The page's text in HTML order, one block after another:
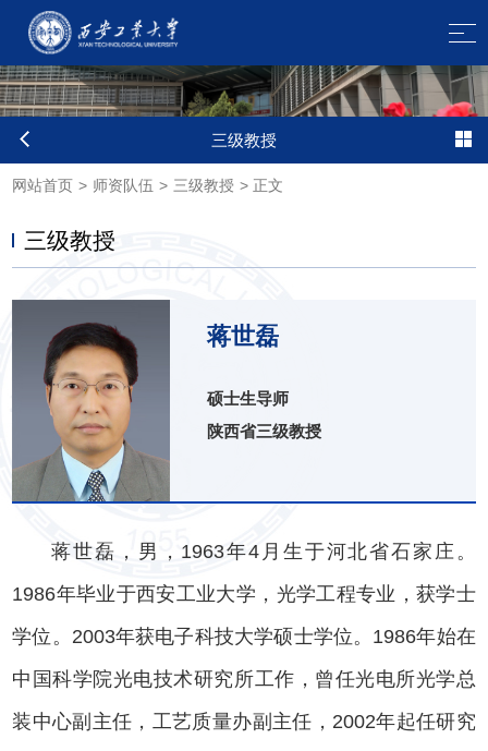
三级教授
三级教授
网站首页 > 师资队伍 > 三级教授 > 正文
蒋世磊
硕士生导师
陕西省三级教授
蒋世磊，男，1963年4月生于河北省石家庄。
1986年毕业于西安工业大学，光学工程专业，获学士
学位。2003年获电子科技大学硕士学位。1986年始在
中国科学院光电技术研究所工作，曾任光电所光学总
装中心副主任，工艺质量办副主任，2002年起任研究